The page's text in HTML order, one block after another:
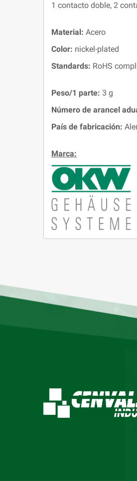
1 contacto doble, 2
Material: Acero
Color: nickel-plated
Standards: RoHS
Peso/1 parte: 3 g
Número de arancel
País de fabricación:
Marca: